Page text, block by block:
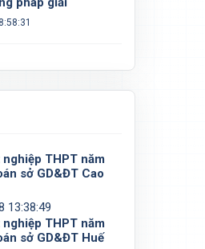
THPT năm
sở GD&ĐT Cao
13:38:49
THPT năm
sở GD&ĐT Huế